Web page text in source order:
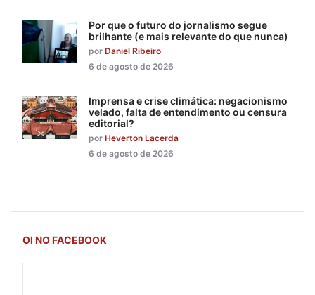
Por que o futuro do jornalismo segue
brilhante (e mais relevante do que nunca)
por Daniel Ribeiro
6 de agosto de 2026
Imprensa e crise climática: negacionismo
velado, falta de entendimento ou censura
editorial?
por Heverton Lacerda
6 de agosto de 2026
OI NO FACEBOOK